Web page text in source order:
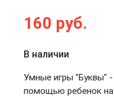
160 руб.
В наличии
Умные игры "Буквы" -
помощью ребенок